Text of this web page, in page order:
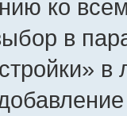
ко
в